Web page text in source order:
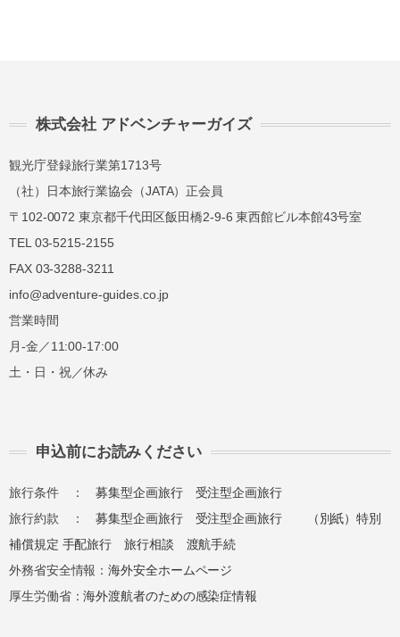
株式会社 アドベンチャーガイズ
観光庁登録旅行業第1713号
（社）日本旅行業協会（JATA）正会員
〒102-0072 東京都千代田区飯田橋2-9-6 東西館ビル本館43号室
TEL 03-5215-2155
FAX 03-3288-3211
info@adventure-guides.co.jp
営業時間
月-金／11:00-17:00
土・日・祝／休み
申込前にお読みください
旅行条件 ：募集型企画旅行
受注型企画旅行
旅行約款 ：募集型企画旅行 受注型企画旅行
（別紙）特別
補償規定 手配旅行 旅行相談
渡航手続
外務省安全情報：海外安全ホームページ
厚生労働省：海外渡航者のための感染症情報